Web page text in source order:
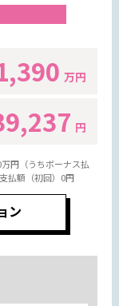
万円
円
万円（うちボーナス払
払額（初回）0円
ン